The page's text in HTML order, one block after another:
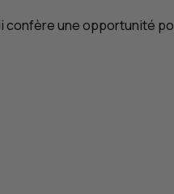
confère une opportunité